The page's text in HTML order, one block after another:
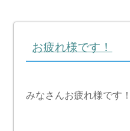
お疲れ様です！
みなさんお疲れ様です！